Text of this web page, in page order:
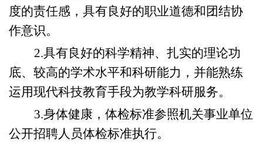
度的责任感，具有良好的职业道德和团结协
作意识。
2.具有良好的科学精神、扎实的理论功
底、较高的学术水平和科研能力，并能熟练
运用现代科技教育手段为教学科研服务。
3.身体健康，体检标准参照机关事业单位
公开招聘人员体检标准执行。